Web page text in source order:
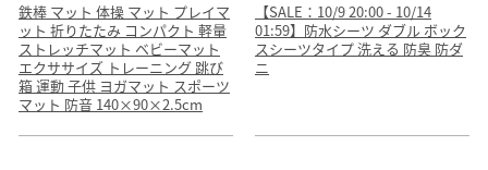
鉄棒 マット 体操 マット プレイマ
ット 折りたたみ コンパクト 軽量
ストレッチマット ベビーマット
エクササイズ トレーニング 跳び
箱 運動 子供 ヨガマット スポーツ
マット 防音 140×90×2.5cm
【SALE：10/9 20:00 - 10/14
01:59】防水シーツ ダブル ボック
スシーツタイプ 洗える 防臭 防ダ
ニ